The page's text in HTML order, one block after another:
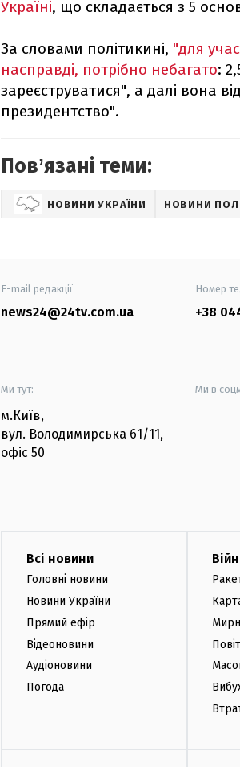
Україні, що складається з 5
За словами політикині, "для
насправді, потрібно небагато:
зареєструватися", а далі вона
президентство".
Повʼязані теми:
НОВИНИ УКРАЇНИ НОВИНИ
E-mail редакції
news24@24tv.com.ua
Номер
+38
Ми тут:
м.Київ,
вул. Володимирська 61/11,
офіс 50
Ми в
Всі новини
Головні новини
Новини України
Прямий ефір
Відеоновини
Аудіоновини
Погода